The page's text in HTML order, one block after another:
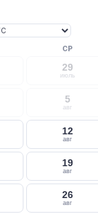
СР
29
июль
5
авг
12
авг
19
авг
26
авг